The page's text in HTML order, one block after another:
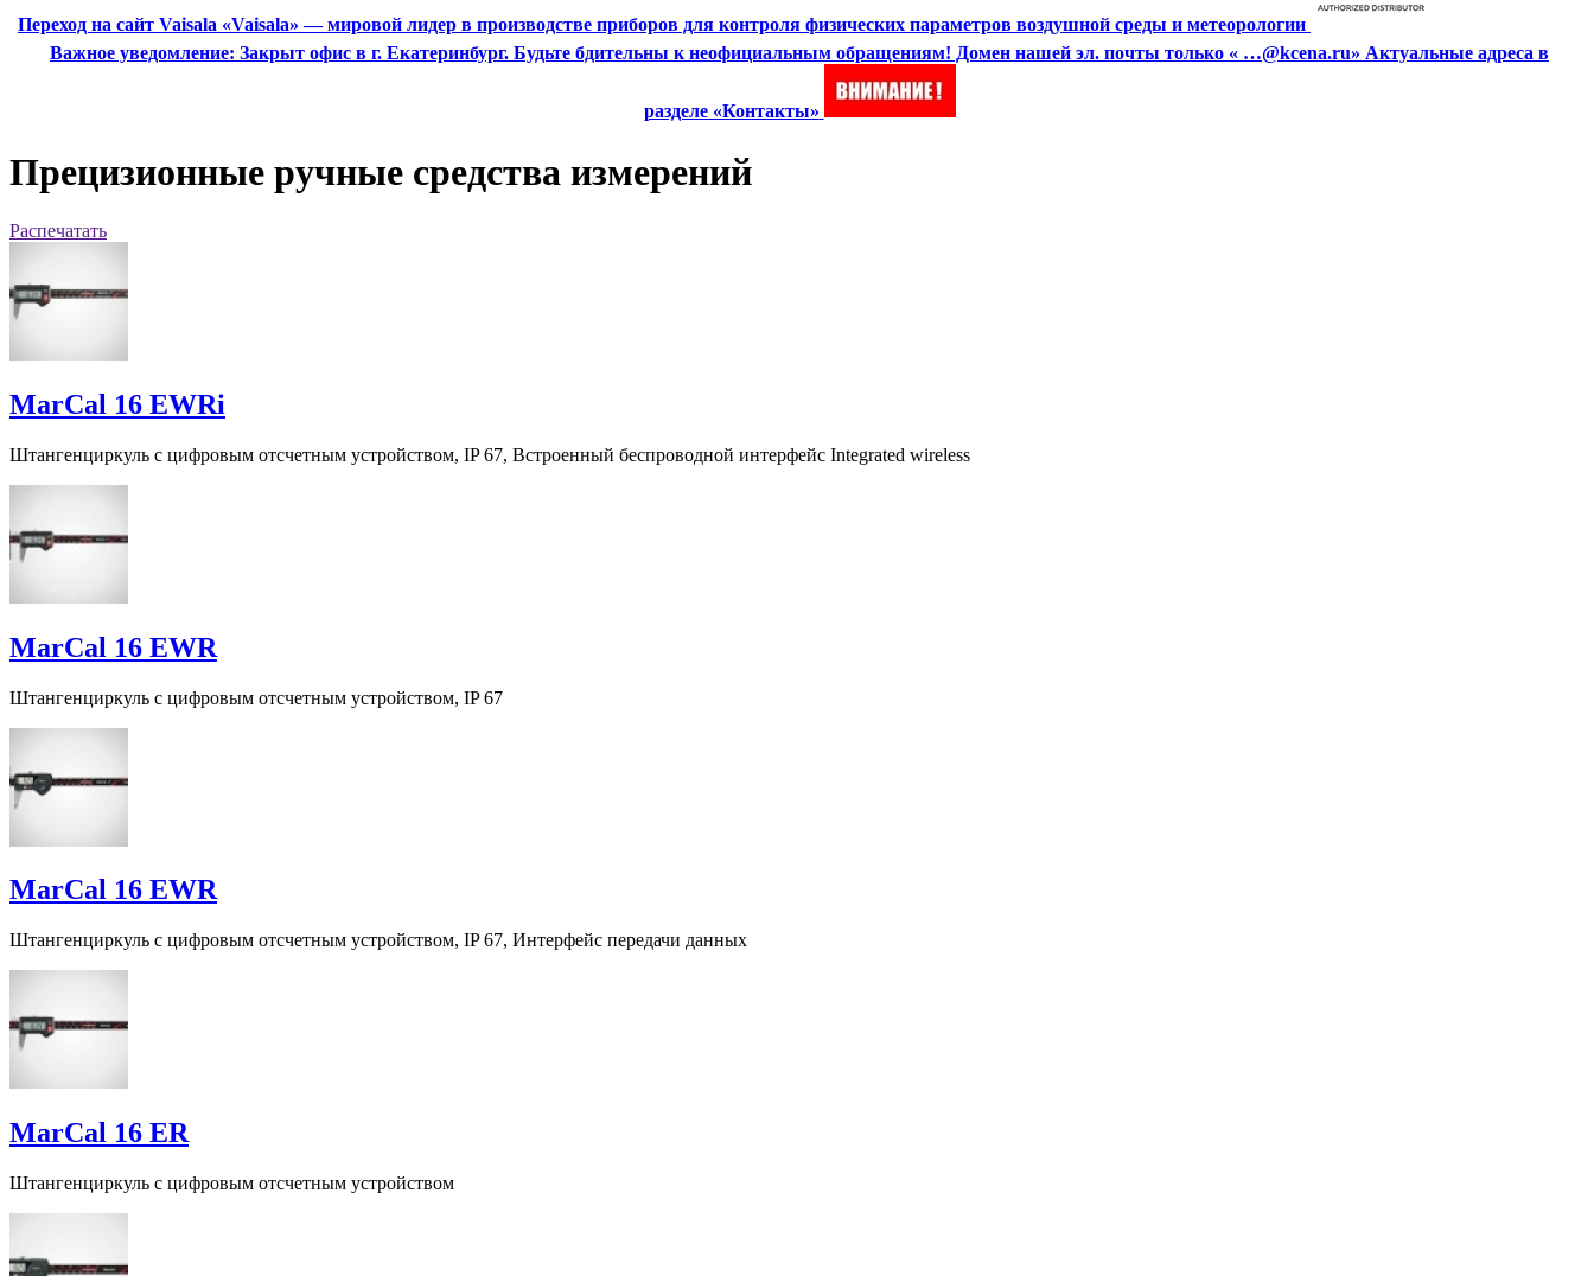
Переход на сайт Vaisala «Vaisala» — мировой лидер в производстве приборов для контроля физических параметров воздушной среды и метеорологии
Важное уведомление: Закрыт офис в г. Екатеринбург. Будьте бдительны к неофициальным обращениям! Домен нашей эл. почты только « …@kcena.ru» Актуальные адреса в
разделе «Контакты»
Прецизионные ручные средства измерений
Распечатать
MarCal 16 EWRi
Штангенциркуль с цифровым отсчетным устройством, IP 67, Встроенный беспроводной интерфейс Integrated wireless
MarCal 16 EWR
Штангенциркуль с цифровым отсчетным устройством, IP 67
MarCal 16 EWR
Штангенциркуль с цифровым отсчетным устройством, IP 67, Интерфейс передачи данных
MarCal 16 ER
Штангенциркуль с цифровым отсчетным устройством